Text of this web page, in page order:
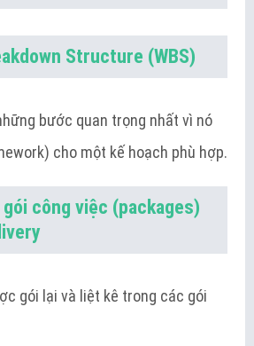
Structure (WBS)
bước quan trọng nhất vì nó
cho một kế hoạch phù hợp.
công việc (packages)
gói lại và liệt kê trong các gói